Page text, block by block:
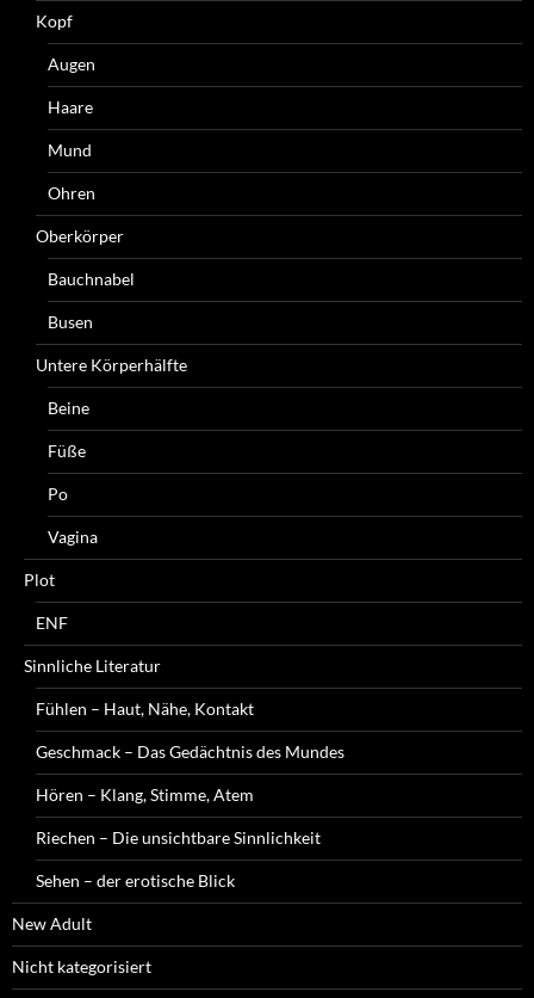
Kopf
Augen
Haare
Mund
Ohren
Oberkörper
Bauchnabel
Busen
Untere Körperhälfte
Beine
Füße
Po
Vagina
Plot
ENF
Sinnliche Literatur
Fühlen – Haut, Nähe, Kontakt
Geschmack – Das Gedächtnis des Mundes
Hören – Klang, Stimme, Atem
Riechen – Die unsichtbare Sinnlichkeit
Sehen – der erotische Blick
New Adult
Nicht kategorisiert